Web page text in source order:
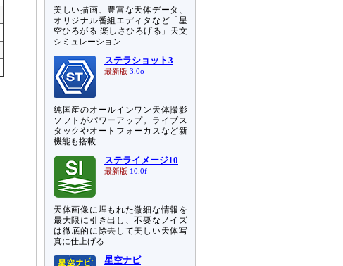
美しい描画、豊富な天体データ、
オリジナル番組エディタなど「星
空ひろがる 楽しさひろげる」天文
シミュレーション
ステラショット3
最新版 3.0o
純国産のオールインワン天体撮影
ソフトがパワーアップ。ライブス
タックやオートフォーカスなど新
機能も搭載
ステライメージ10
最新版 10.0f
天体画像に埋もれた微細な情報を
最大限に引き出し、不要なノイズ
は徹底的に除去して美しい天体写
真に仕上げる
星空ナビ